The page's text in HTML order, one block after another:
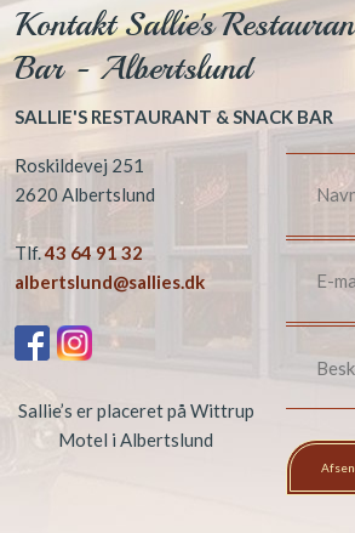
Kontakt​ Sallie's
Bar - Albertslund
SALLIE'S RESTAURANT & SNACK BAR
​Roskildevej 251
2620 Albertslund
Tlf.43 64 91 32
albertslund@sallies.dk
Sallie’s er placeret på Wittrup
Motel i Albertslund